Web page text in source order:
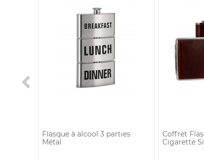
Flasque à alcool 3 parties
Métal
Coffret
Cigarette